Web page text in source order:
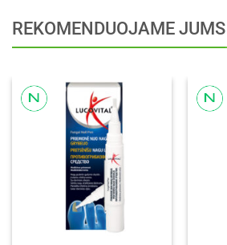
REKOMENDUOJAME JUMS